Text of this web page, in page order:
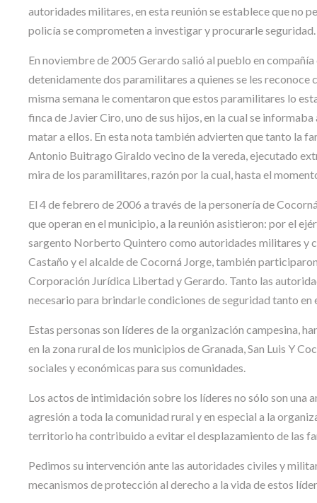
autoridades militares, en esta reunión se establece que no
policía se comprometen a investigar y procurarle seguridad.
En noviembre de 2005 Gerardo salió al pueblo en
detenidamente dos paramilitares a quienes se les
misma semana le comentaron que estos paramilitares lo
finca de Javier Ciro, uno de sus hijos, en la cual se
matar a ellos. En esta nota también advierten que tanto la
Antonio Buitrago Giraldo vecino de la vereda, ejecutado
mira de los paramilitares, razón por la cual, hasta el
El 4 de febrero de 2006 a través de la personería de
que operan en el municipio, a la reunión asistieron: por el
sargento Norberto Quintero como autoridades militares y
Castaño y el alcalde de Cocorná Jorge, también
Corporación Jurídica Libertad y Gerardo. Tanto las
necesario para brindarle condiciones de seguridad tanto en
Estas personas son líderes de la organización campesina,
en la zona rural de los municipios de Granada, San Luis Y
sociales y económicas para sus comunidades.
Los actos de intimidación sobre los líderes no sólo son una
agresión a toda la comunidad rural y en especial a la
territorio ha contribuido a evitar el desplazamiento de las
Pedimos su intervención ante las autoridades civiles y
mecanismos de protección al derecho a la vida de estos